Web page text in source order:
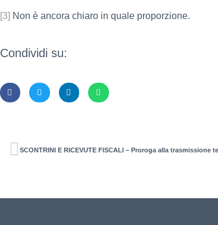
[3] Non è ancora chiaro in quale proporzione.
Condividi su:
SCONTRINI E RICEVUTE FISCALI – Proroga alla trasmissione